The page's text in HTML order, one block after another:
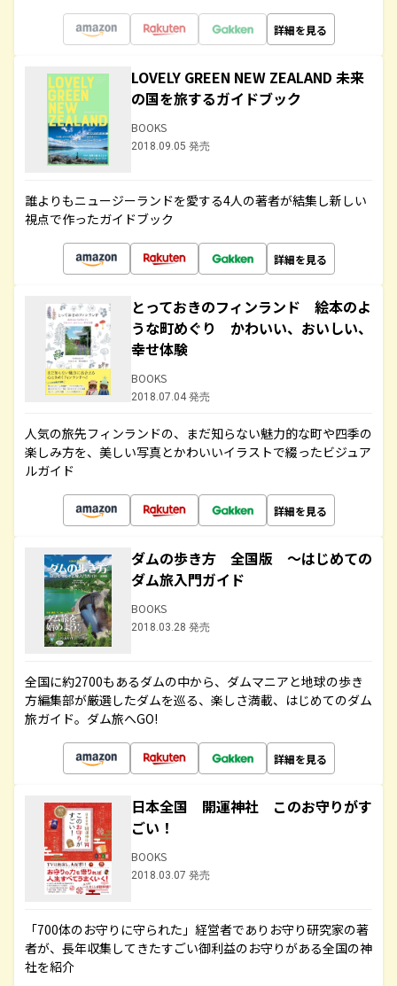
詳細を見る
LOVELY GREEN NEW ZEALAND 未来
の国を旅するガイドブック
BOOKS
2018.09.05 発売
誰よりもニュージーランドを愛する4人の著者が結集し新しい
視点で作ったガイドブック
詳細を見る
とっておきのフィンランド 絵本のよ
うな町めぐり かわいい、おいしい、
幸せ体験
BOOKS
2018.07.04 発売
人気の旅先フィンランドの、まだ知らない魅力的な町や四季の
楽しみ方を、美しい写真とかわいいイラストで綴ったビジュア
ルガイド
詳細を見る
ダムの歩き方 全国版 ～はじめての
ダム旅入門ガイド
BOOKS
2018.03.28 発売
全国に約2700もあるダムの中から、ダムマニアと地球の歩き
方編集部が厳選したダムを巡る、楽しさ満載、はじめてのダム
旅ガイド。ダム旅へGO!
詳細を見る
日本全国 開運神社 このお守りがす
ごい！
BOOKS
2018.03.07 発売
「700体のお守りに守られた」経営者でありお守り研究家の著
者が、長年収集してきたすごい御利益のお守りがある全国の神
社を紹介